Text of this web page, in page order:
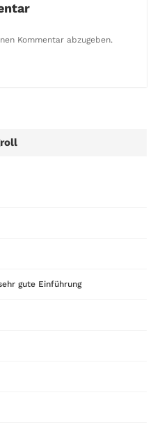
Kommentar abzugeben.
gute Einführung